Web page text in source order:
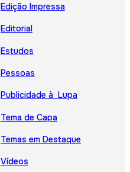
Edição Impressa
Editorial
Estudos
Pessoas
Publicidade à Lupa
Tema de Capa
Temas em Destaque
Vídeos